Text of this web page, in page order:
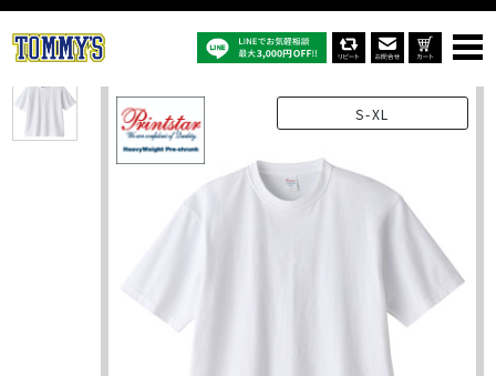
147-BHV：7.4ｵﾝｽ スーパーヘビービッグTシャツ
S-XL